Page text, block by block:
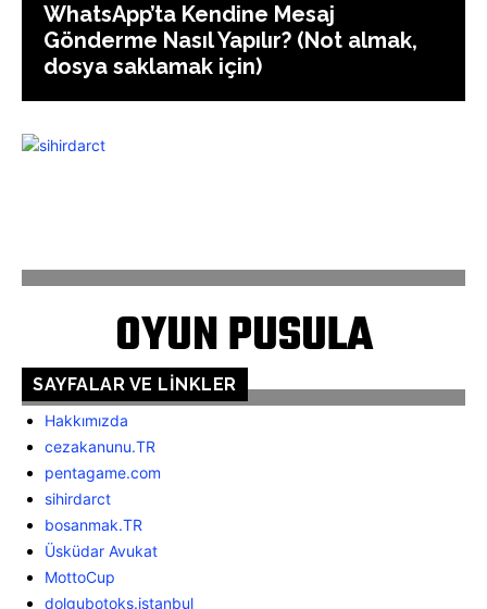
WhatsApp’ta Kendine Mesaj
Gönderme Nasıl Yapılır? (Not almak,
dosya saklamak için)
OYUN PUSULA
SAYFALAR VE LINKLER
Hakkımızda
cezakanunu.TR
pentagame.com
sihirdarct
bosanmak.TR
Üsküdar Avukat
MottoCup
dolgubotoks.istanbul